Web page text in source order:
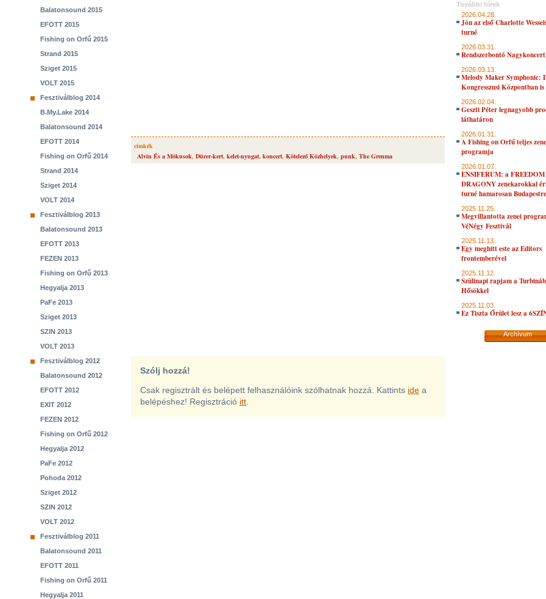
Balatonsound 2015
EFOTT 2015
Fishing on Orfű 2015
Strand 2015
Sziget 2015
VOLT 2015
Fesztiválblog 2014
B.My.Lake 2014
Balatonsound 2014
EFOTT 2014
Fishing on Orfű 2014
Strand 2014
Sziget 2014
VOLT 2014
Fesztiválblog 2013
Balatonsound 2013
EFOTT 2013
FEZEN 2013
Fishing on Orfű 2013
Hegyalja 2013
PaFe 2013
Sziget 2013
SZIN 2013
VOLT 2013
Fesztiválblog 2012
Balatonsound 2012
EFOTT 2012
EXIT 2012
FEZEN 2012
Fishing on Orfű 2012
Hegyalja 2012
PaFe 2012
Pohoda 2012
Sziget 2012
SZIN 2012
VOLT 2012
Fesztiválblog 2011
Balatonsound 2011
EFOTT 2011
Fishing on Orfű 2011
Hegyalja 2011
cimkék
Alvin És a Mókusok, Dürer-kert, kelet-nyugat, koncert, Kötelező Közhelyek, punk, The Grenma
Szólj hozzá!
Csak regisztrált és belépett felhasználóink szólhatnak hozzá. Kattints ide a
belépéshez! Regisztráció itt
További hírek
2026.04.28.
Jön az első Charlotte
turné
2026.03.31.
Rendszerbontó Nagykoncert
2026.03.13.
Melody Maker Symphonic:
Kongresszusi Központban is
2026.02.04.
Geszti Péter legnagyobb
láthatáron
2026.01.31.
A Fishing on Orfű teljes
programja
2026.01.07.
ENSIFERUM: a
DRAGONY zenekarokkal
turné hamarosan Budapestre
2025.11.25.
Megvillantotta zenei
VéNégy Fesztivál
2025.11.13.
Egy meghitt este az Editors
frontemberével
2025.11.12.
Szülinapi rapjam a
Hősökkel
2025.11.03.
Ez Tiszta Őrület lesz a
Archívum